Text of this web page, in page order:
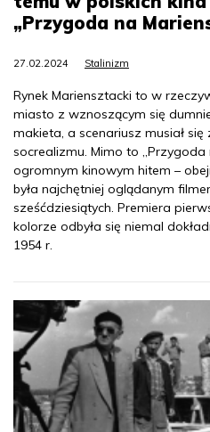
„Przygoda na
27.02.2024 Stalinizm
Rynek Mariensztacki to w
miasto z wznoszącym się
makieta, a scenariusz musiał
socrealizmu. Mimo to „Przygoda
ogromnym kinowym hitem –
była najchętniej oglądanym
sześćdziesiątych. Premiera
kolorze odbyła się niemal
1954 r.